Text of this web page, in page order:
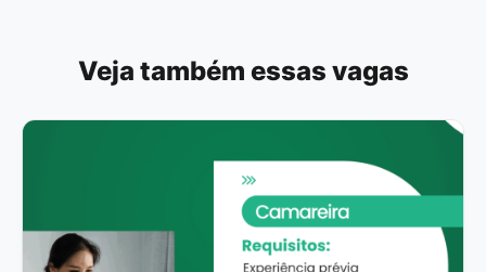
Veja também essas vagas